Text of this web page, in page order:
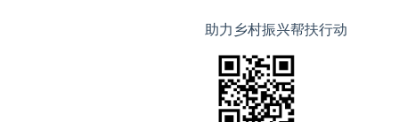
助力乡村振兴帮扶行动